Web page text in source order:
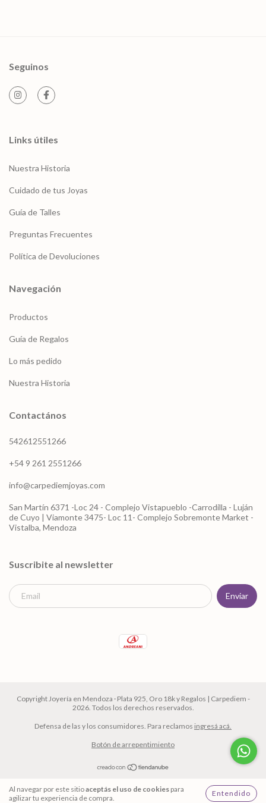
Al navegar por este sitioaceptás el uso de cookies para
agilizar tu experiencia de compra.
Entendido
Seguinos
Links útiles
Nuestra Historia
Cuidado de tus Joyas
Guía de Talles
Preguntas Frecuentes
Política de Devoluciones
Navegación
Productos
Guía de Regalos
Lo más pedido
Nuestra Historia
Contactános
542612551266
+54 9 261 2551266
info@carpediemjoyas.com
San Martín 6371 -Loc 24 - Complejo Vistapueblo -Carrodilla - Luján
de Cuyo | Viamonte 3475- Loc 11- Complejo Sobremonte Market -
Vistalba, Mendoza
Suscribite al newsletter
Copyright Joyería en Mendoza · Plata 925, Oro 18k y Regalos | Carpediem -
2026. Todos los derechos reservados.
Defensa de las y los consumidores. Para reclamos ingresá acá.
Botón de arrepentimiento